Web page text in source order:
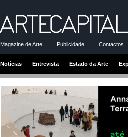
Magazine de Arte Publicidade Contactos
Notícias Entrevista Estado da Arte